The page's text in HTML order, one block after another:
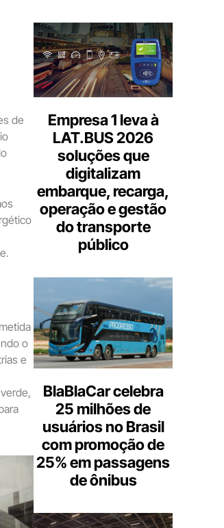
de
o
e
Empresa 1 leva à
LAT.BUS 2026
soluções que
digitalizam
embarque, recarga,
operação e gestão
do transporte
público
BlaBlaCar celebra
25 milhões de
usuários no Brasil
com promoção de
25% em passagens
de ônibus